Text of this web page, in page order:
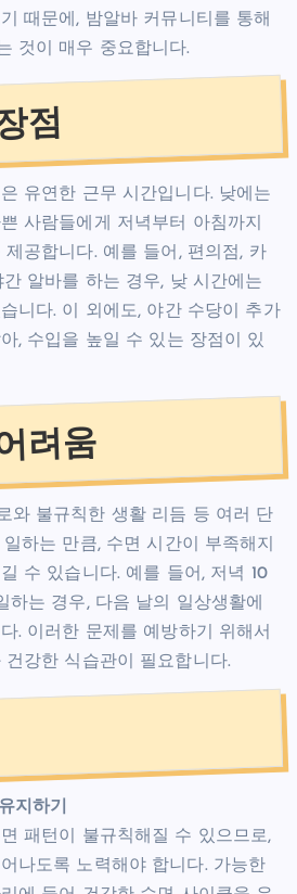
때문에, 밤알바 커뮤니티를 통해
것이 매우 중요합니다.
점
유연한 근무 시간입니다. 낮에는
사람들에게 저녁부터 아침까지
공합니다. 예를 들어, 편의점, 카
알바를 하는 경우, 낮 시간에는
니다. 이 외에도, 야간 수당이 추가
, 수입을 높일 수 있는 장점이 있
려움
와 불규칙한 생활 리듬 등 여러 단
하는 만큼, 수면 시간이 부족해지
수 있습니다. 예를 들어, 저녁 10
하는 경우, 다음 날의 일상생활에
. 이러한 문제를 예방하기 위해서
강한 식습관이 필요합니다.
지하기
패턴이 불규칙해질 수 있으므로,
나도록 노력해야 합니다. 가능한